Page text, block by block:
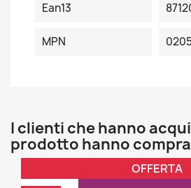
Ean13
MPN
I clienti che hanno
prodotto hanno
OFFERTA